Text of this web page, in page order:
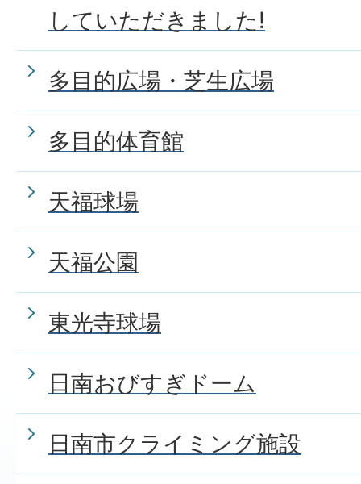
していただきました!
多目的広場・芝生広場
多目的体育館
天福球場
天福公園
東光寺球場
日南おびすぎドーム
日南市クライミング施設